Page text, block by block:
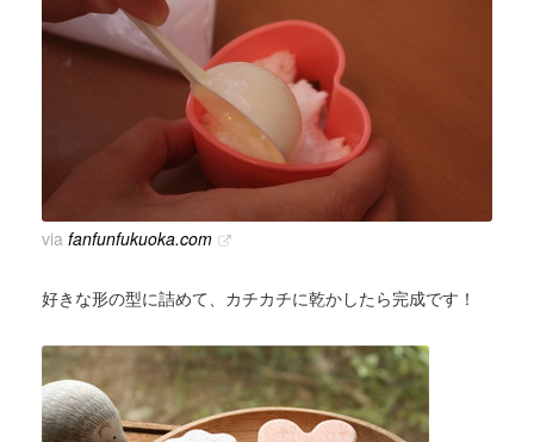
via fanfunfukuoka.com
好きな形の型に詰めて、カチカチに乾かしたら完成です！